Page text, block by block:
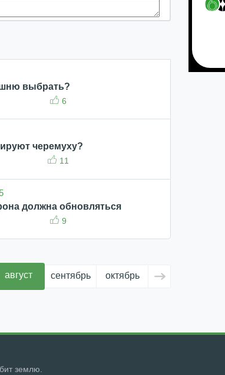
выбрать?
6
черемуху?
11
должна обновляться
9
август сентябрь октябрь ноябрь
землю.